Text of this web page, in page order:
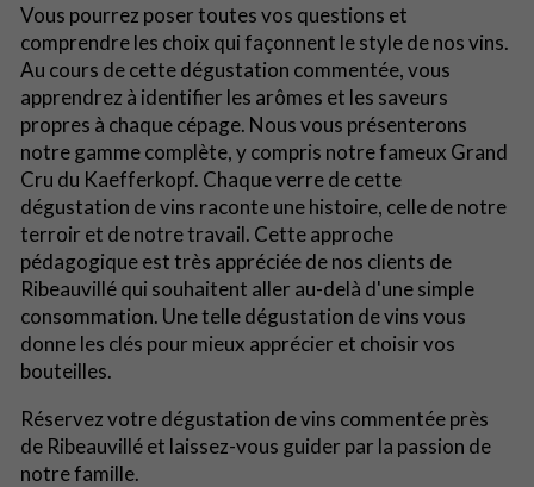
Vous pourrez poser toutes vos questions et
comprendre les choix qui façonnent le style de nos vins.
Au cours de cette dégustation commentée, vous
apprendrez à identifier les arômes et les saveurs
propres à chaque cépage. Nous vous présenterons
notre gamme complète, y compris notre fameux Grand
Cru du Kaefferkopf. Chaque verre de cette
dégustation de vins raconte une histoire, celle de notre
terroir et de notre travail. Cette approche
pédagogique est très appréciée de nos clients de
Ribeauvillé qui souhaitent aller au-delà d'une simple
consommation. Une telle dégustation de vins vous
donne les clés pour mieux apprécier et choisir vos
bouteilles.
Réservez votre dégustation de vins commentée près
de Ribeauvillé et laissez-vous guider par la passion de
notre famille.